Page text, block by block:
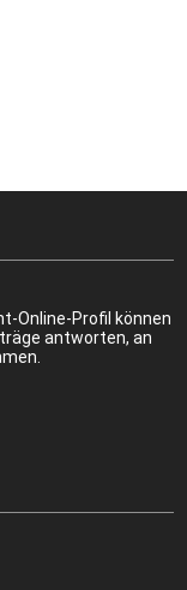
Online-Profil können
antworten, an